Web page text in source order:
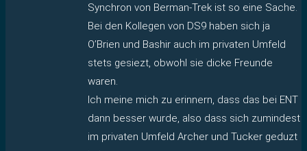
Synchron von Berman-Trek ist so eine Sache.
Bei den Kollegen von DS9 haben sich ja
O’Brien und Bashir auch im privaten Umfeld
stets gesiezt, obwohl sie dicke Freunde
waren.
Ich meine mich zu erinnern, dass das bei ENT
dann besser wurde, also dass sich zumindest
im privaten Umfeld Archer und Tucker geduzt